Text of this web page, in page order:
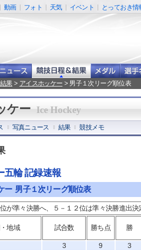
動画 フォト 天気 イベント とっておき情
果> アイスホッケー > 男子１次リーグ順位表
ケー Ice Hockey
写真ニュース 結果 競技メモ
五輪 記録速報
ー 男子１次リーグ順位表
が準々決勝へ、５－１２位は準々決勝進出決
地域 試合数 勝ち点 勝
3 9 3